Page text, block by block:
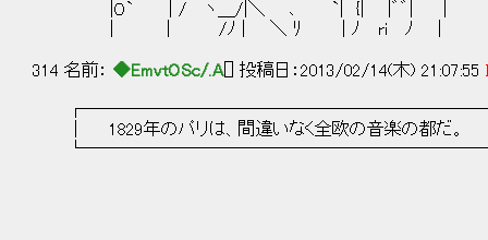
|０` | / ヽ＿/|＼ ､ `| {| |゛゛| |
| | /ﾉ | ＼ ﾘ | ﾉ ri ﾉ |
314 名前： ◆EmvtOSc/.A[] 投稿日：2013/02/14(木) 21:07:55
│ 1829年のパリは、間違いなく全欧の